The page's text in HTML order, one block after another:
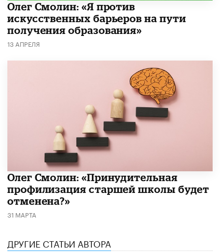
Олег Смолин: «Я против
искусственных барьеров на пути
получения образования»
13 АПРЕЛЯ
​Олег Смолин: «Принудительная
профилизация старшей школы будет
отменена?»
31 МАРТА
ДРУГИЕ СТАТЬИ АВТОРА